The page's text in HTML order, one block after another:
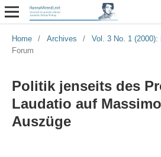
Home / Archives / Vol. 3 No. 1
Forum
Politik jenseits des
Laudatio auf
Auszüge